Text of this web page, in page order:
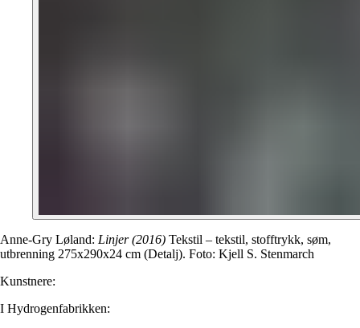
Anne-Gry Løland: Linjer (2016) Tekstil – tekstil, stofftrykk, søm,
utbrenning 275x290x24 cm (Detalj). Foto: Kjell S. Stenmarch
Kunstnere:
I Hydrogenfabrikken: